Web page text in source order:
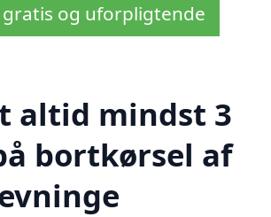
gratis og uforpligtende
altid mindst 3
bortkørsel af